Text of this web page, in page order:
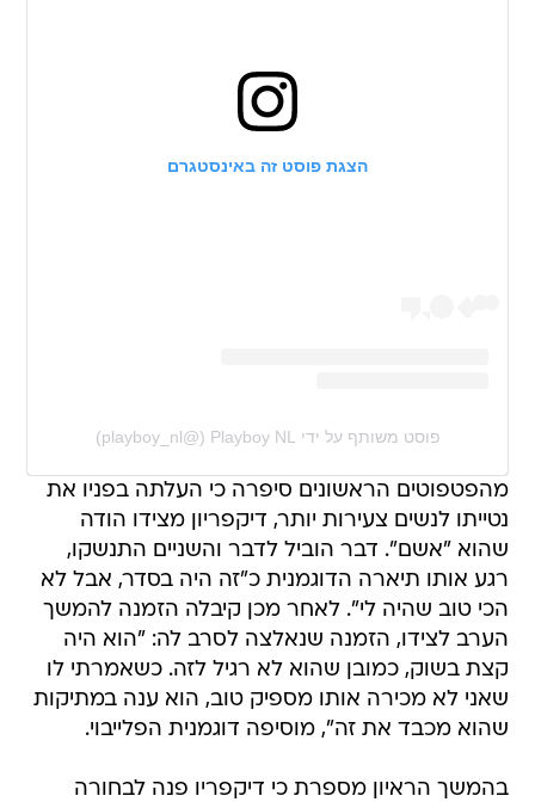
הצגת פוסט זה באינסטגרם
פוסט משותף על ידי ‏‎Playboy NL‎‏ (@‏‎playboy_nl‎‏)
מהפטפוטים הראשונים סיפרה כי העלתה בפניו את
נטייתו לנשים צעירות יותר, דיקפריון מצידו הודה
שהוא "אשם". דבר הוביל לדבר והשניים התנשקו,
רגע אותו תיארה הדוגמנית כ"זה היה בסדר, אבל לא
הכי טוב שהיה לי". לאחר מכן קיבלה הזמנה להמשך
הערב לצידו, הזמנה שנאלצה לסרב לה: "הוא היה
קצת בשוק, כמובן שהוא לא רגיל לזה. כשאמרתי לו
שאני לא מכירה אותו מספיק טוב, הוא ענה במתיקות
שהוא מכבד את זה", מוסיפה דוגמנית הפלייבוי.
בהמשך הראיון מספרת כי דיקפריו פנה לבחורה